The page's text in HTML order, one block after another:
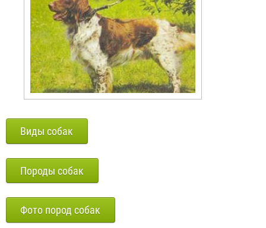
Виды собак
Породы собак
Фото пород собак